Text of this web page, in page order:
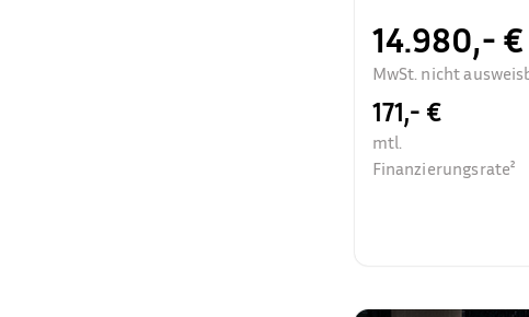
14.980,- €
MwSt. nicht
171,- €
mtl.
Finanzierungsrate²